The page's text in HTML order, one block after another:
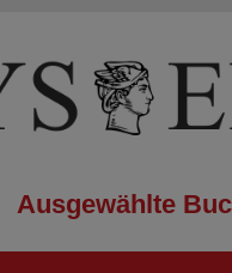
Ausgewählte